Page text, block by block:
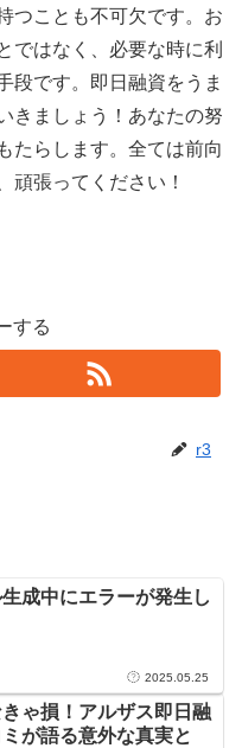
つことも不可欠です。お
ではなく、必要な時に利
段です。即日融資をうま
きましょう！あなたの努
たらします。全ては前向
頑張ってください！
する
r3
成中にエラーが発生し
2025.05.25
きゃ損！アルザス即日融
が語る意外な真実と